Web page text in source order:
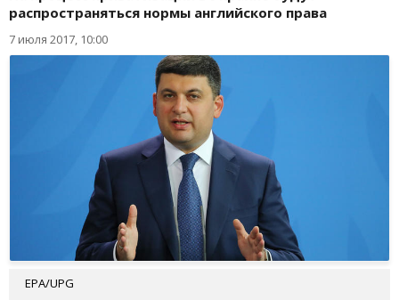
распространяться нормы английского права
7 июля 2017, 10:00
EPA/UPG